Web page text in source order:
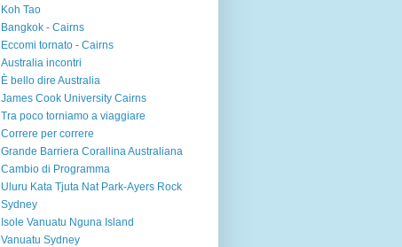
Koh Tao
Bangkok - Cairns
Eccomi tornato - Cairns
Australia incontri
È bello dire Australia
James Cook University Cairns
Tra poco torniamo a viaggiare
Correre per correre
Grande Barriera Corallina Australiana
Cambio di Programma
Uluru Kata Tjuta Nat Park-Ayers Rock
Sydney
Isole Vanuatu Nguna Island
Vanuatu Sydney